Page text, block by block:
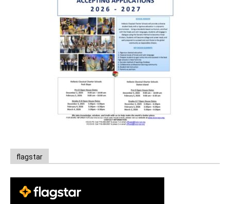
flagstar